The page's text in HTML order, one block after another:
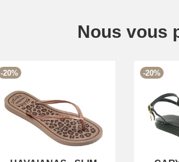
Nous vous
-20% -20%